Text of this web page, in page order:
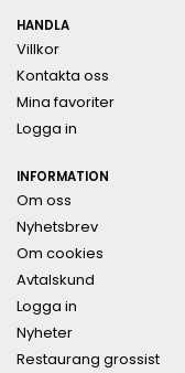
HANDLA
Villkor
Kontakta oss
Mina favoriter
Logga in
INFORMATION
Om oss
Nyhetsbrev
Om cookies
Avtalskund
Logga in
Nyheter
Restaurang grossist